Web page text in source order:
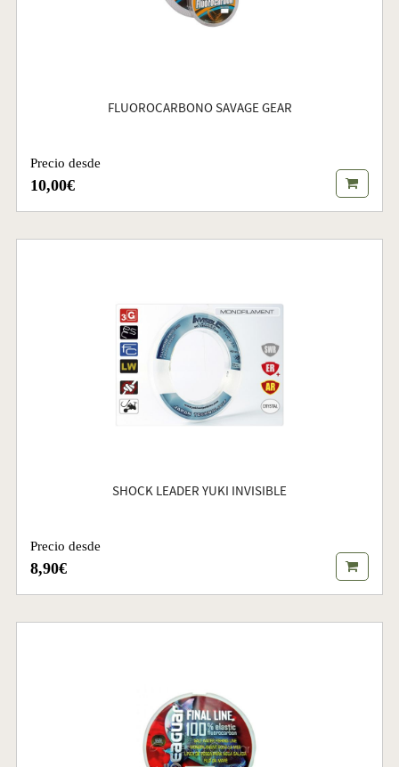
FLUOROCARBONO SAVAGE GEAR
Precio desde
10,00€
SHOCK LEADER YUKI INVISIBLE
Precio desde
8,90€